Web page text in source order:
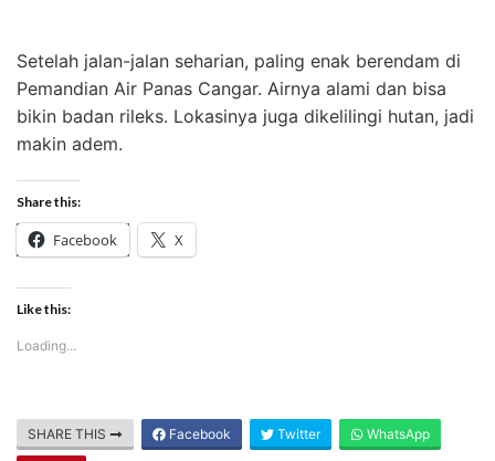
Setelah jalan-jalan seharian, paling enak berendam di
Pemandian Air Panas Cangar. Airnya alami dan bisa
bikin badan rileks. Lokasinya juga dikelilingi hutan, jadi
makin adem.
Share this:
Facebook X
Like this:
Loading...
SHARE THIS Facebook Twitter WhatsApp